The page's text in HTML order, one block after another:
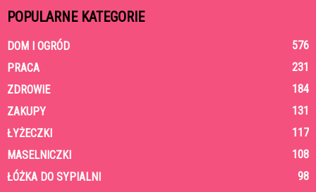
POPULARNE KATEGORIE
DOM I OGRÓD
576
PRACA
231
ZDROWIE
184
ZAKUPY
131
ŁYŻECZKI
117
MASELNICZKI
108
ŁÓŻKA DO SYPIALNI
98